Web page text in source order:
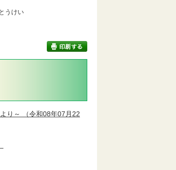
うけい
り～
（令和08年07月22